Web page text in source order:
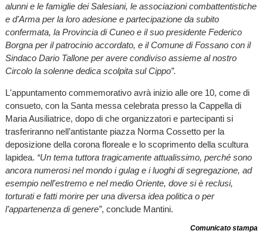
alunni e le famiglie dei Salesiani, le associazioni combattentistiche
e d'Arma per la loro adesione e partecipazione da subito
confermata, la Provincia di Cuneo e il suo presidente Federico
Borgna per il patrocinio accordato, e il Comune di Fossano con il
Sindaco Dario Tallone per avere condiviso assieme al nostro
Circolo la solenne dedica scolpita sul Cippo”.
L'appuntamento commemorativo avrà inizio alle ore 10, come di
consueto, con la Santa messa celebrata presso la Cappella di
Maria Ausiliatrice, dopo di che organizzatori e partecipanti si
trasferiranno nell’antistante piazza Norma Cossetto per la
deposizione della corona floreale e lo scoprimento della scultura
lapidea. “Un tema tuttora tragicamente attualissimo, perché sono
ancora numerosi nel mondo i gulag e i luoghi di segregazione, ad
esempio nell'estremo e nel medio Oriente, dove si è reclusi,
torturati e fatti morire per una diversa idea politica o per
l’appartenenza di genere”, conclude Mantini.
Comunicato stampa